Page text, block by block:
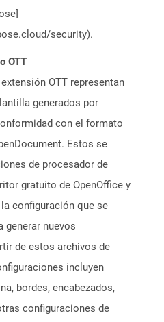
security).
OTT
OTT representan
generados por
con el formato
Estos se
de procesador de
gratuito de OpenOffice y
configuración que se
generar nuevos
de estos archivos de
incluyen
bordes, encabezados,
configuraciones de